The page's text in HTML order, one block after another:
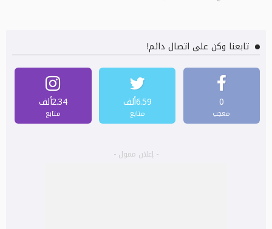
تابعنا وكن على اتصال دائم!
0
معجب
6.59ألف
متابع
2.34ألف
متابع
- إعلان ممول -